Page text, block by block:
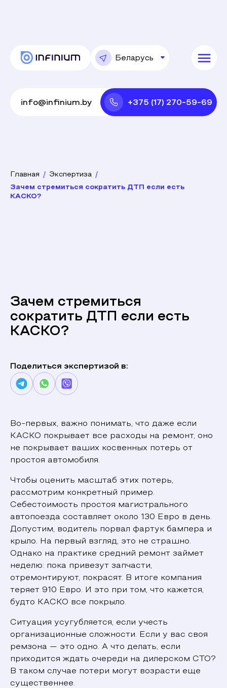
Беларусь
Россия
info@infinium.by +375 (17) 270-59-69
Главная
Экспертиза
Зачем стремиться сократить ДТП если есть
КАСКО?
Зачем стремиться
сократить ДТП если есть
КАСКО?
Поделиться экспертизой в:
Во-первых, важно понимать, что даже если
КАСКО покрывает все расходы на ремонт, оно
не покрывает ваших косвенных потерь от
простоя автомобиля.
Чтобы оценить масштаб этих потерь,
рассмотрим конкретный пример.
Себестоимость простоя магистрального
автопоезда составляет около 130 Евро в день.
Допустим, водитель порвал фартук бампера и
крыло. На первый взгляд, это не страшно.
Однако на практике средний ремонт займет
неделю: пока привезут запчасти,
отремонтируют, покрасят. В итоге компания
теряет 910 Евро. И это при том, что кажется,
будто КАСКО все покрыло.
Ситуация усугубляется, если учесть
организационные сложности. Если у вас своя
ремзона — это одно. А что делать, если
приходится ждать очереди на дилерском СТО?
В таком случае потери могут возрасти еще
существеннее.